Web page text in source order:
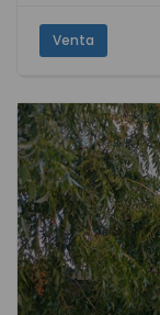
Venta